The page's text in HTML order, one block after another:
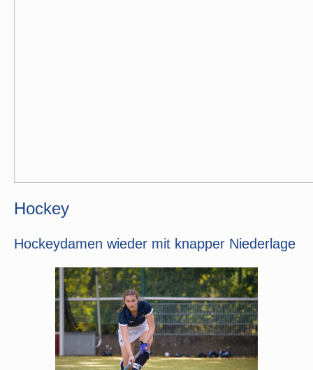
Hockey
Hockeydamen wieder mit knapper Niederlage